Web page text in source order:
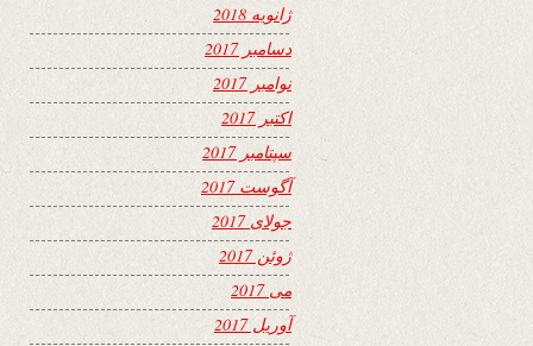
ژانویه 2018
دسامبر 2017
نوامبر 2017
اکتبر 2017
سپتامبر 2017
آگوست 2017
جولای 2017
ژوئن 2017
می 2017
آوریل 2017